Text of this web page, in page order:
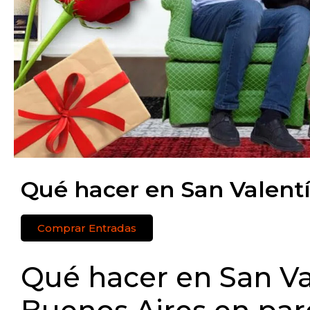
Qué hacer en San
Comprar Entradas
Qué hacer en San